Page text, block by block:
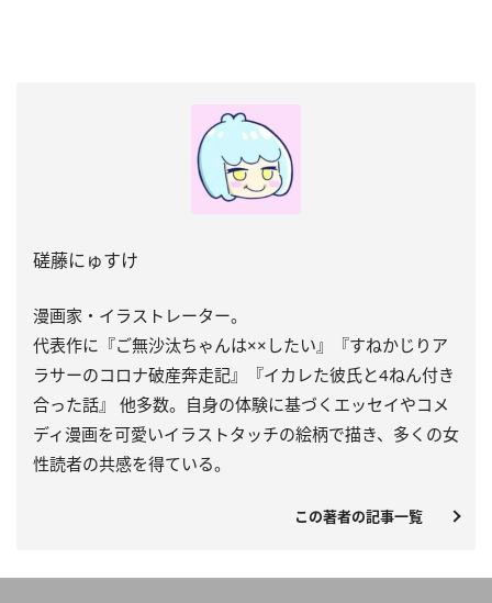
磋藤にゅすけ
漫画家・イラストレーター。
代表作に『ご無沙汰ちゃんは××したい』『すねかじりア
ラサーのコロナ破産奔走記』『イカレた彼氏と4ねん付き
合った話』 他多数。自身の体験に基づくエッセイやコメ
ディ漫画を可愛いイラストタッチの絵柄で描き、多くの女
性読者の共感を得ている。
この著者の記事一覧